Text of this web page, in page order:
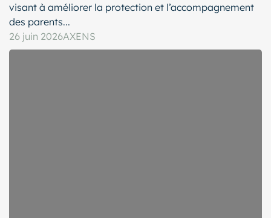
visant à améliorer la protection et l’accompagnement
des parents...
26 juin 2026AXENS